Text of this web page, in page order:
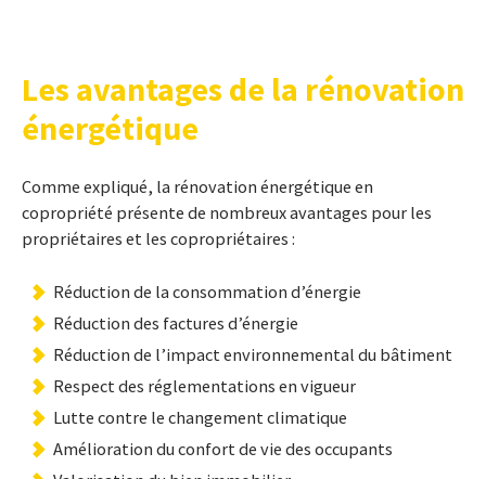
Les avantages de la rénovation
énergétique
Comme expliqué, la rénovation énergétique en
copropriété présente de nombreux avantages pour les
propriétaires et les copropriétaires :
Réduction de la consommation d’énergie
Réduction des factures d’énergie
Réduction de l’impact environnemental du bâtiment
Respect des réglementations en vigueur
Lutte contre le changement climatique
Amélioration du confort de vie des occupants